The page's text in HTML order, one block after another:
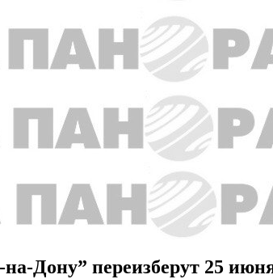
на-Дону” переизберут 25